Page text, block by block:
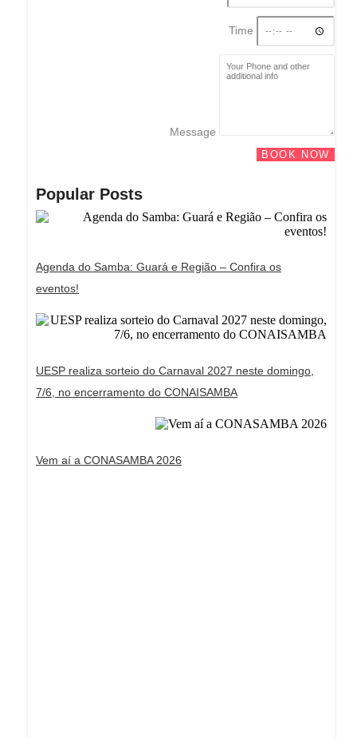
Time
Message
BOOK NOW
Popular Posts
Agenda do Samba: Guará e Região – Confira os
eventos!
UESP realiza sorteio do Carnaval 2027 neste domingo,
7/6, no encerramento do CONAISAMBA
Vem aí a CONASAMBA 2026